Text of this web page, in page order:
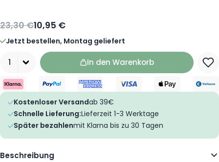
23,30 €10,95 €
Jetzt bestellen, Montag geliefert
In den Warenkorb
Kostenloser Versandab 39€
Schnelle Lieferung:Lieferzeit 1-3 Werktage
Später bezahlenmit Klarna bis zu 30 Tagen
Beschreibung